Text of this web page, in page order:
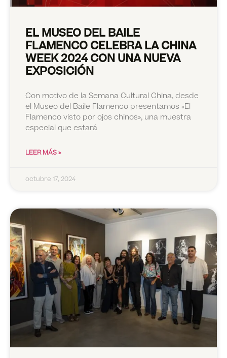
EL MUSEO DEL BAILE
FLAMENCO CELEBRA LA CHINA
WEEK 2024 CON UNA NUEVA
EXPOSICIÓN
Con motivo de la Semana Cultural China, desde
el Museo del Baile Flamenco presentamos «El
Flamenco visto por ojos chinos», una muestra
especial que estará
LEER MÁS »
octubre 17, 2024